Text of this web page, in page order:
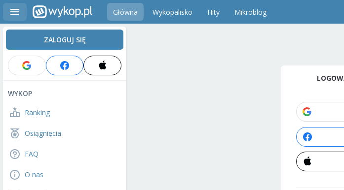
Główna Wykopalisko Hity Mikroblog
ZALOGUJ SIĘ
WYKOP
Ranking
Osiągnięcia
FAQ
O nas